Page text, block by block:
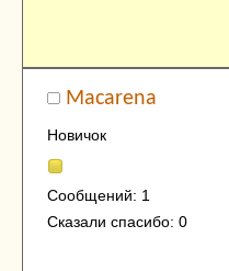
Macarena
Новичок
Сообщений: 1
Сказали спасибо: 0